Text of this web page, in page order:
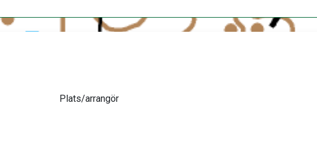
Plats/arrangör